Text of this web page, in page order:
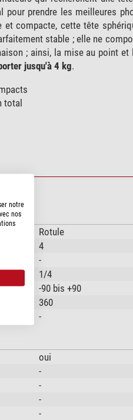
prendre les meilleures
compacte, cette tête
stable ; elle ne
; ainsi, la mise au point et
jusqu'à 4 kg.
total
Rotule
4
-
1/4
-90 bis +90
360
-
oui
-
-
-
-
notre
nos